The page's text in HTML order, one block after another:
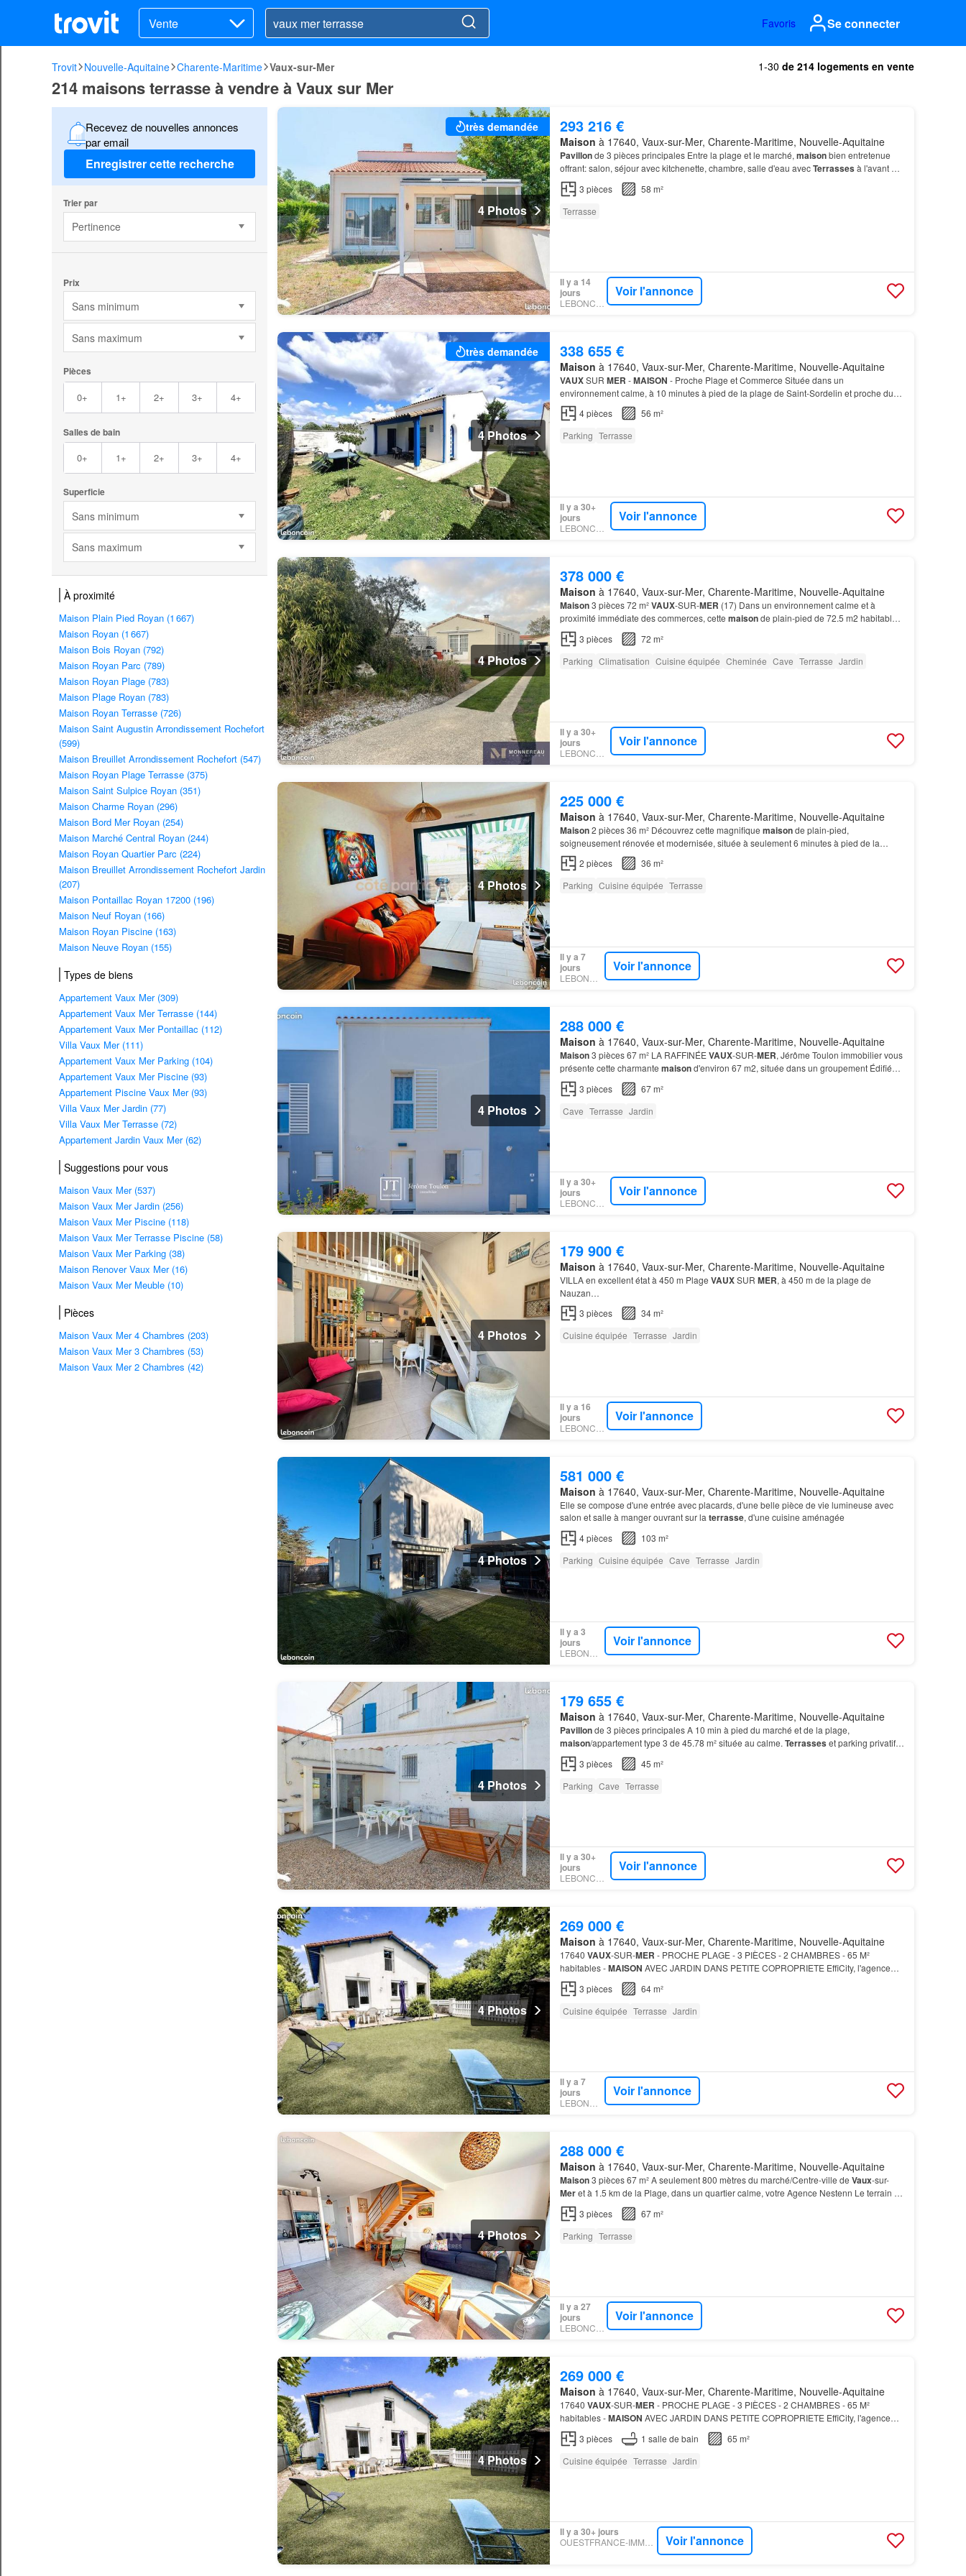
Vente Favoris Se connecter
Trovit Nouvelle-Aquitaine Charente-Maritime Vaux-sur-Mer 1-30 de 214 logements en vente
214 maisons terrasse à vendre à Vaux sur Mer
Recevez de nouvelles annonces
par email
Enregistrer cette recherche
Trier par
Pertinence
Prix
Sans minimum
Sans maximum
Pièces
0+ 1+ 2+ 3+ 4+
Salles de bain
0+ 1+ 2+ 3+ 4+
Superficie
Sans minimum
Sans maximum
À proximité
Maison Plain Pied Royan (1 667)
Maison Royan (1 667)
Maison Bois Royan (792)
Maison Royan Parc (789)
Maison Royan Plage (783)
Maison Plage Royan (783)
Maison Royan Terrasse (726)
Maison Saint Augustin Arrondissement Rochefort
(599)
Maison Breuillet Arrondissement Rochefort (547)
Maison Royan Plage Terrasse (375)
Maison Saint Sulpice Royan (351)
Maison Charme Royan (296)
Maison Bord Mer Royan (254)
Maison Marché Central Royan (244)
Maison Royan Quartier Parc (224)
Maison Breuillet Arrondissement Rochefort Jardin
(207)
Maison Pontaillac Royan 17200 (196)
Maison Neuf Royan (166)
Maison Royan Piscine (163)
Maison Neuve Royan (155)
Types de biens
Appartement Vaux Mer (309)
Appartement Vaux Mer Terrasse (144)
Appartement Vaux Mer Pontaillac (112)
Villa Vaux Mer (111)
Appartement Vaux Mer Parking (104)
Appartement Vaux Mer Piscine (93)
Appartement Piscine Vaux Mer (93)
Villa Vaux Mer Jardin (77)
Villa Vaux Mer Terrasse (72)
Appartement Jardin Vaux Mer (62)
Suggestions pour vous
Maison Vaux Mer (537)
Maison Vaux Mer Jardin (256)
Maison Vaux Mer Piscine (118)
Maison Vaux Mer Terrasse Piscine (58)
Maison Vaux Mer Parking (38)
Maison Renover Vaux Mer (16)
Maison Vaux Mer Meuble (10)
Pièces
Maison Vaux Mer 4 Chambres (203)
Maison Vaux Mer 3 Chambres (53)
Maison Vaux Mer 2 Chambres (42)
très demandée
4 Photos
293 216 €
Maison à 17640, Vaux-sur-Mer, Charente-Maritime, Nouvelle-Aquitaine
Pavillonde 3 pièces principales Entre la plage et le marché, maisonbien entretenue
offrant: salon, séjour avec kitchenette, chambre, salle d'eau avecTerrasses à l'avant et
à l'arrière…
3 pièces
58 m²
Terrasse
Il y a 14
jours
LEBONCOIN
Voir l'annonce
très demandée
4 Photos
338 655 €
Maison à 17640, Vaux-sur-Mer, Charente-Maritime, Nouvelle-Aquitaine
VAUXSUR MER -MAISON - Proche Plage et Commerce Située dans un
environnement calme, à 10 minutes à pied de la plage de Saint-Sordelin et proche du
parc de
-sur-Mer
4pièces
56 m²
Parking Terrasse
Il y a 30+
jours
LEBONCOIN
Voir l'annonce
4 Photos
378 000 €
Maison à 17640, Vaux-sur-Mer, Charente-Maritime, Nouvelle-Aquitaine
Maison3 pièces 72 m²VAUX-SUR-MER (17) Dans un environnement calme et à
proximité immédiate des commerces, cette maisonde plain-pied de 72.5 m2 habitables
Côté jardin:uneterrasse
3 pièces
72 m²
Parking Climatisation Cuisine équipée Cheminée Cave Terrasse Jardin
Il y a 30+
jours
LEBONCOIN
Voir l'annonce
4 Photos
225 000 €
Maison à 17640, Vaux-sur-Mer, Charente-Maritime, Nouvelle-Aquitaine
Maison2 pièces 36 m² Découvrez cette magnifique maisonde plain-pied,
soigneusement rénovée et modernisée, située à seulement 6 minutes à pied de la
splendide Ne laissez pas passer cette occasion unique d'acquérir un bien d'…
2 pièces
36 m²
Parking Cuisine équipée Terrasse
Il y a 7
jours
LEBONCOIN
Voir l'annonce
4 Photos
288 000 €
Maison à 17640, Vaux-sur-Mer, Charente-Maritime, Nouvelle-Aquitaine
Maison3 pièces 67 m² LA RAFFINÉE VAUX-SUR-MER, Jérôme Toulon immobilier vous
présente cette charmante maisond'environ 67 m2, située dans un groupement Édifiée
sur une parcelle de 116 m2, la
3 pièces
67 m²
Cave Terrasse Jardin
Il y a 30+
jours
LEBONCOIN
Voir l'annonce
4 Photos
179 900 €
Maison à 17640, Vaux-sur-Mer, Charente-Maritime, Nouvelle-Aquitaine
VILLA en excellent état à 450 m Plage VAUXSUR MER, à 450 m de la plage de
Nauzan…
3 pièces
34 m²
Cuisine équipée Terrasse Jardin
Il y a 16
jours
LEBONCOIN
Voir l'annonce
4 Photos
581 000 €
Maison à 17640, Vaux-sur-Mer, Charente-Maritime, Nouvelle-Aquitaine
Elle se compose d'une entrée avec placards, d'une belle pièce de vie lumineuse avec
salon et salle à manger ouvrant sur la terrasse, d'une cuisine aménagée
4pièces
103 m²
Parking Cuisine équipée Cave Terrasse Jardin
Il y a 3
jours
Voir l'annonce
4 Photos
179 655 €
Maison à 17640, Vaux-sur-Mer, Charente-Maritime, Nouvelle-Aquitaine
Pavillonde 3 pièces principales A 10 min à pied du marché et de la plage,
maison/appartement type 3 de 45.78 m² située au calme. Terrasses et parking privatif…
3 pièces
45 m²
Parking Cave Terrasse
Il y a 30+
jours
Voir l'annonce
4 Photos
269 000 €
Maison à 17640, Vaux-sur-Mer, Charente-Maritime, Nouvelle-Aquitaine
17640 VAUX-SUR-MER - PROCHE PLAGE - 3 PIÈCES - 2 CHAMBRES - 65 M²
habitables -MAISON AVEC JARDIN DANS PETITE COPROPRIETE EffiCity, l'agence
qui estime Ne manquez pas cette opportunité d'acquérir une
potentie…
3 pièces
64 m²
Cuisine équipée Terrasse Jardin
Il y a 7
jours
Voir l'annonce
4 Photos
288 000 €
Maison à 17640, Vaux-sur-Mer, Charente-Maritime, Nouvelle-Aquitaine
Maison3 pièces 67 m² A seulement 800 mètres du marché/Centre-ville de Vaux-sur-
Meret à 1.5 km de la Plage, dans un quartier calme, votre Agence Nestenn Le terrain de
116 m² accueille une
3 pièces
67 m²
Parking Terrasse
Il y a 27
jours
Voir l'annonce
4 Photos
269 000 €
Maison à 17640, Vaux-sur-Mer, Charente-Maritime, Nouvelle-Aquitaine
17640 VAUX-SUR-MER - PROCHE PLAGE - 3 PIÈCES - 2 CHAMBRES - 65 M²
habitables -MAISON AVEC JARDIN DANS PETITE COPROPRIETE EffiCity, l'agence
qui estime Ne manquez pas cette opportunité d'acquérir une
potentie…
3 pièces 1 salle de bain
65 m²
Cuisine équipée Terrasse Jardin
Il y a 30+ jours
Voir l'annonce